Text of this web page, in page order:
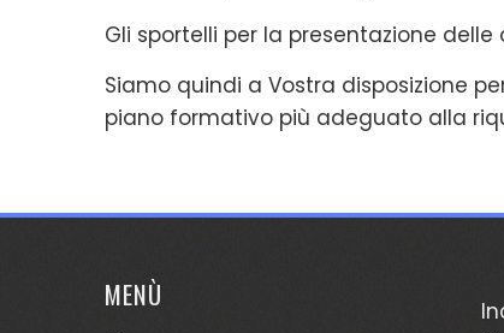
Gli sportelli per la presentazione
Siamo quindi a Vostra disposizione
piano formativo più adeguato alla
MENÙ